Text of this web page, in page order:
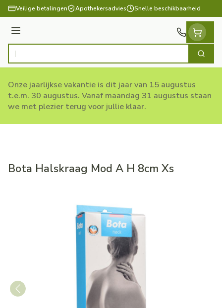
Ga naar de inhoud
Veilige betalingen Apothekersadvies Snelle beschikbaarheid
Menu
Product, merk, categorie... Zoek
Onze jaarlijkse vakantie is dit jaar van 15 augustus
t.e.m. 30 augustus. Vanaf maandag 31 augustus staan
we met plezier terug voor jullie klaar.
Bota Halskraag Mod A H 8cm Xs